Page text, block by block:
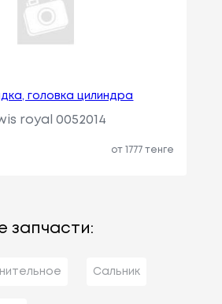
головка цилиндра
royal 0052014
от 1777 тенге
запчасти:
Сальник